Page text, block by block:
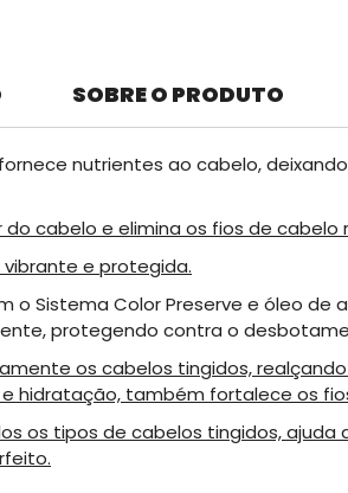
SOBRE O PRODUTO
nutrientes ao cabelo,
do cabelo e elimina os fios de cabelo
e protegida.
o Sistema Color Preserve e óleo
protegendo contra o
os cabelos tingidos,
hidratação, também fortalece os
os tipos de cabelos tingidos,